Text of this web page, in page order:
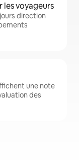
les voyageurs
direction
une note
des